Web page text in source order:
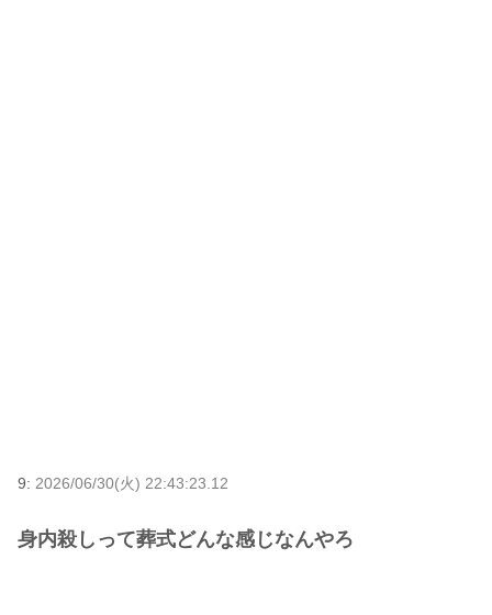
9: 2026/06/30(火) 22:43:23.12
身内殺しって葬式どんな感じなんやろ